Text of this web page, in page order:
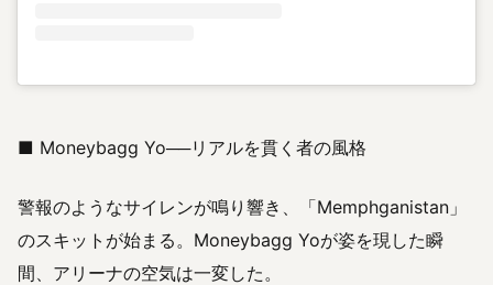
■ Moneybagg Yo──リアルを貫く者の風格
警報のようなサイレンが鳴り響き、「Memphganistan」
のスキットが始まる。Moneybagg Yoが姿を現した瞬
間、アリーナの空気は一変した。